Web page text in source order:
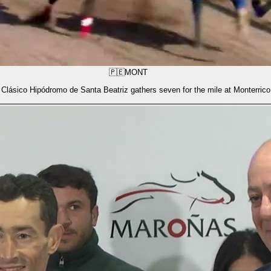
🇵🇪MONT
Hipódromo de Santa Beatriz gathers seven for the mile at Monterrico